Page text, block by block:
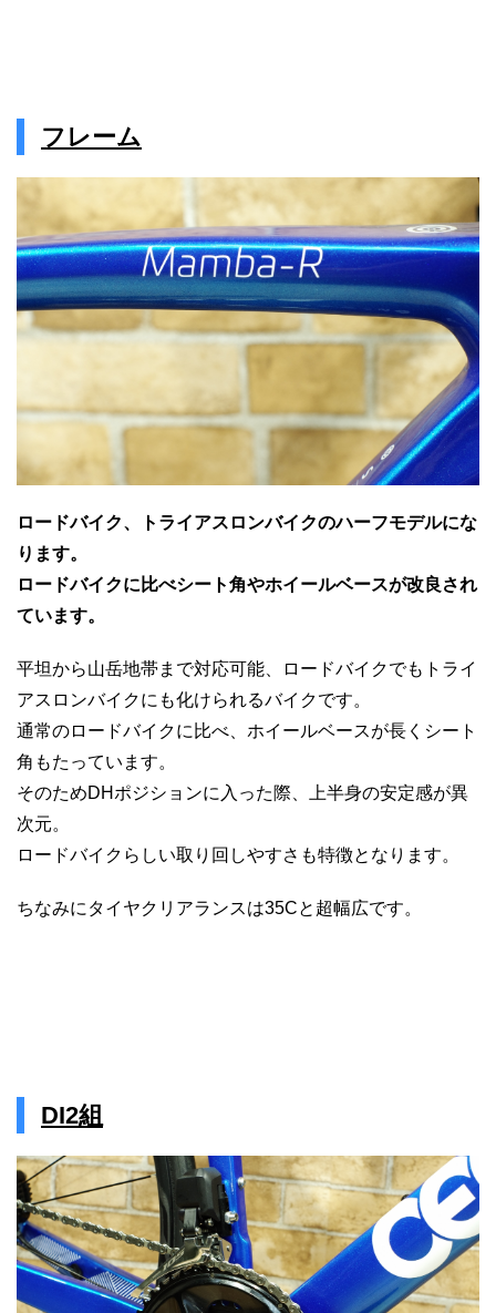
フレーム
ロードバイク、トライアスロンバイクのハーフモデルにな
ります。
ロードバイクに比べシート角やホイールベースが改良され
ています。
平坦から山岳地帯まで対応可能、ロードバイクでもトライ
アスロンバイクにも化けられるバイクです。
通常のロードバイクに比べ、ホイールベースが長くシート
角もたっています。
そのためDHポジションに入った際、上半身の安定感が異
次元。
ロードバイクらしい取り回しやすさも特徴となります。
ちなみにタイヤクリアランスは35Cと超幅広です。
DI2組